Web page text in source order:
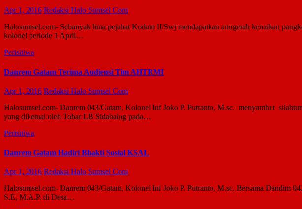
Apr 1, 2016 Redaksi Halo Sumsel Com
Halosumsel.com- Sebanyak lima pejabat Kodam II/Swj menda­patkan anugerah kenaikan
kolonel periode 1 ­April…
Perisitiwa
Danrem Gatam Terima Audiensi Tim AHTRMI
Apr 1, 2016 Redaksi Halo Sumsel Com
Halosumsel.com- Danrem 043/Gatam, Kolonel Inf Joko P. Putranto, M.sc. menyambut
yang diketuai oleh Tobar LB Sidabalog pada…
Perisitiwa
Danrem Gatam Hadiri Bhakti Sosial KSAL
Apr 1, 2016 Redaksi Halo Sumsel Com
Halosumsel.com- Danrem 043/Gatam, Kolonel Inf Joko P. Putranto, M.sc. Bersama
S.E, M.A.P. di Desa…